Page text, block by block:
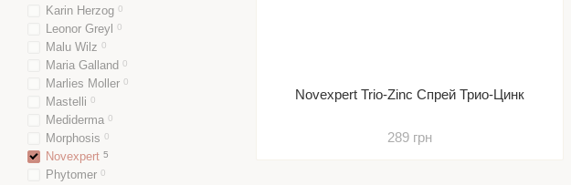
Novexpert Trio-Zinc Спрей Трио-Цинк
289 грн
Karin Herzog 0
Leonor Greyl 0
Malu Wilz 0
Maria Galland 0
Marlies Moller 0
Mastelli 0
Mediderma 0
Morphosis 0
Novexpert 5
Phytomer 0